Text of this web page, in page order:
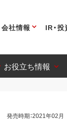
会社情報 IR・
お役立ち情報
発売時期：2021年02月